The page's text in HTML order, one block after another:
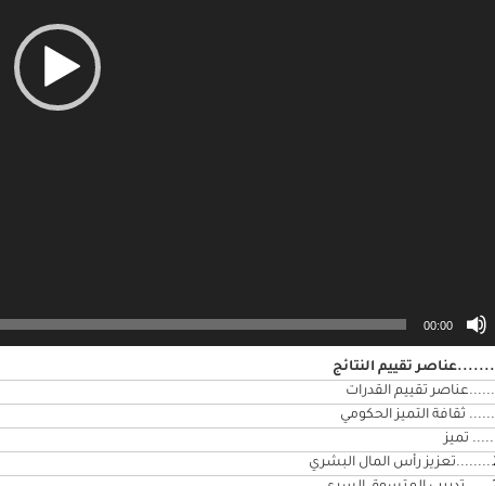
00:00
تقييم النتائج
تقييم القدرات
ثقافة التميز الحكومي
تميز
رأس المال البشري